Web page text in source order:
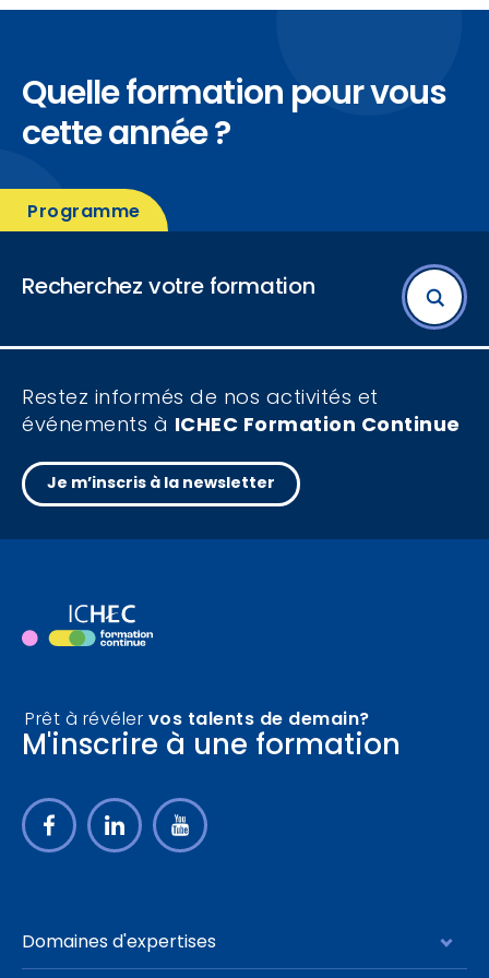
Directrice d'ICHEC Formation Continue,
Formatrice et Enseignante en stratégie et
stratégies durables.
PONCELET
Partner Stratégy & Performance chez
Deloitte Private. Co-fondateur du chapitre
Quelle formation pour vous
cette année ?
Programme
Recherchez votre formation
Thème de la formation
Profil
Restez informés de nos activités et
événements à
ICHEC Formation Continue
Je m’inscris à la newsletter
Prêt à révéler vos talents de demain?
M'inscrire à une formation
Domaines d'expertises